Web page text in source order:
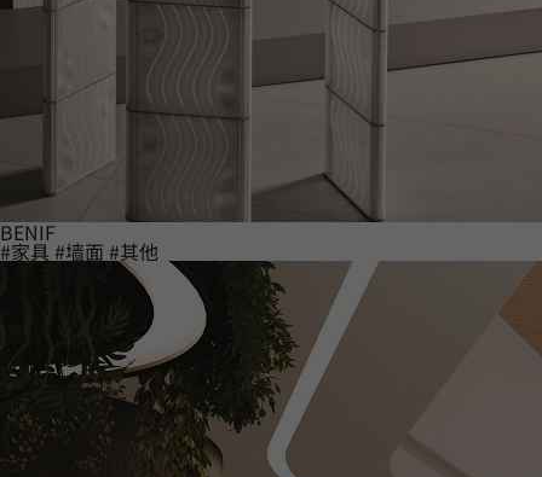
BENIF
#家具 #墙面 #其他